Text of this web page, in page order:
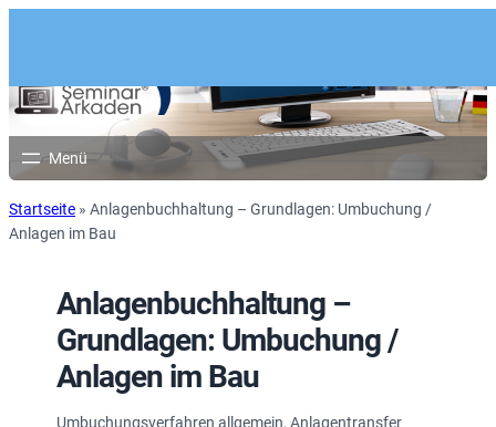
Startseite » Anlagenbuchhaltung – Grundlagen: Umbuchung /
Anlagen im Bau
Anlagenbuchhaltung –
Grundlagen: Umbuchung /
Anlagen im Bau
Umbuchungsverfahren allgemein, Anlagentransfer